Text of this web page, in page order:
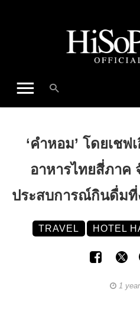
‘คำหอม’ โดยเชฟ
อาหารไทยสี่ภาค
ประสบการณ์กินดื่มที่
TRAVEL HOTEL
1